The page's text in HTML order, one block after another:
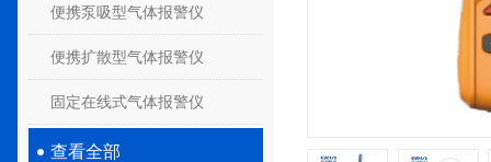
便携泵吸型气体报警仪
便携扩散型气体报警仪
固定在线式气体报警仪
查看全部